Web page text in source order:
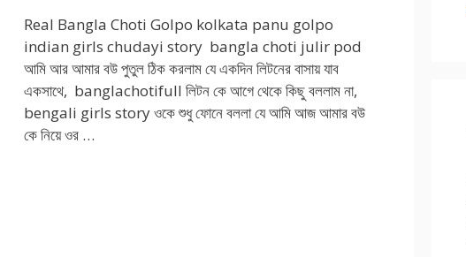
Real Bangla Choti Golpo kolkata panu golpo
indian girls chudayi story bangla choti julir pod
আমি আর আমার বউ পুতুল ঠিক করলাম যে একদিন লিটনের বাসায় যাব
একসাথে, banglachotifull লিটন কে আগে থেকে কিছু বললাম না,
bengali girls story ওকে শুধু ফোনে বললা যে আমি আজ আমার বউ
কে নিয়ে ওর …